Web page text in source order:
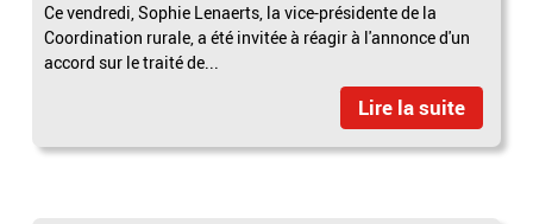
Ce vendredi, Sophie Lenaerts, la vice-présidente de la
Coordination rurale, a été invitée à réagir à l'annonce d'un
accord sur le traité de...
Lire la suite